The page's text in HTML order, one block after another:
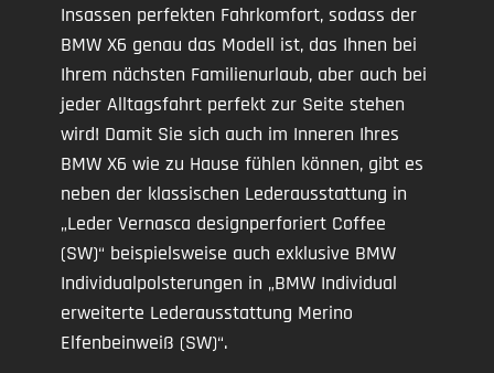
Insassen perfekten Fahrkomfort, sodass der
BMW X6 genau das Modell ist, das Ihnen bei
Ihrem nächsten Familienurlaub, aber auch bei
jeder Alltagsfahrt perfekt zur Seite stehen
wird! Damit Sie sich auch im Inneren Ihres
BMW X6 wie zu Hause fühlen können, gibt es
neben der klassischen Lederausstattung in
„Leder Vernasca designperforiert Coffee
(SW)“ beispielsweise auch exklusive BMW
Individualpolsterungen in „BMW Individual
erweiterte Lederausstattung Merino
Elfenbeinweiß (SW)“.